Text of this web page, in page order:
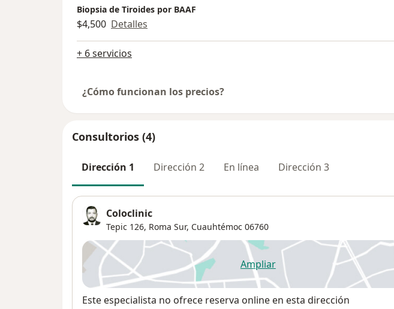
Biopsia de Tiroides por BAAF
$4,500 Detalles
+ 6 servicios
¿Cómo funcionan los precios?
Consultorios (4)
Dirección 1 Dirección 2 En línea Dirección 3
Coloclinic
Tepic 126, Roma Sur, Cuauhtémoc 06760
Ampliarse abre en una nueva pestaña
Disponibilidad
Este especialista no ofrece reserva online en esta dirección